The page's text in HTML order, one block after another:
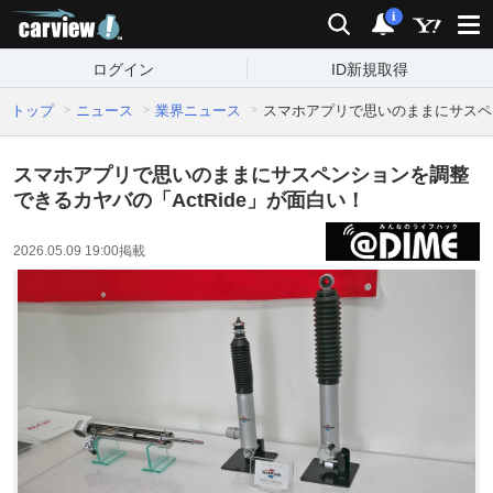
検索 通知
i
ログイン ID新規取得
トップ ニュース 業界ニュース スマホアプリで思いのままにサス
スマホアプリで思いのままにサスペンションを調整
できるカヤバの「ActRide」が面白い！
2026.05.09 19:00掲載